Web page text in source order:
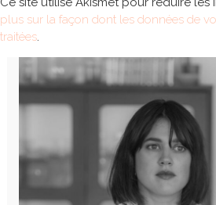
plus sur la façon dont les données de
traitées.